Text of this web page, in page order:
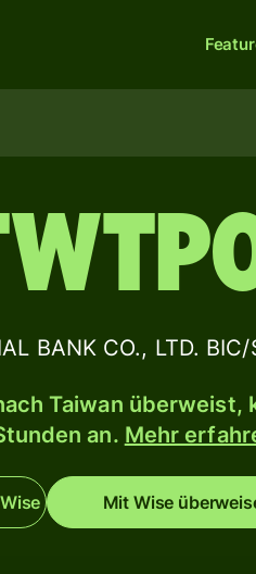
BANK CO., LTD.
Taiwan überweist,
an. Mehr
Mit Wise